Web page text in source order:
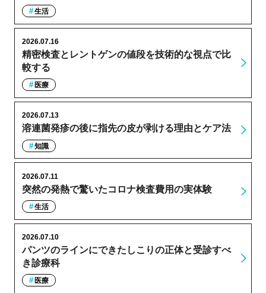
生活
精密検査とレントゲンの値段を技術的な視点で比
較する
2026.07.16
医療
溶連菌発疹の後に指先の皮が剥ける理由とケア法
2026.07.13
知識
突然の発熱で驚いたコロナ検査費用の実体験
2026.07.11
生活
パンツのラインにできたしこりの正体と受診すべ
き診療科
2026.07.10
医療